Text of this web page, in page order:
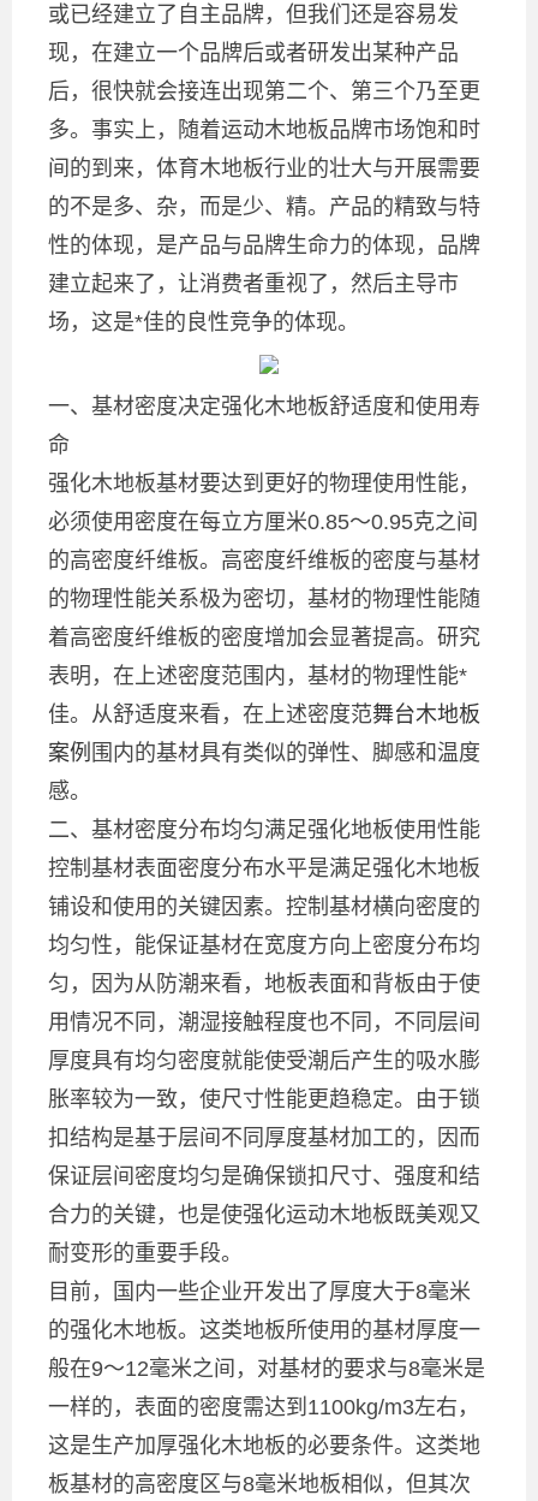
或已经建立了自主品牌，但我们还是容易发
现，在建立一个品牌后或者研发出某种产品
后，很快就会接连出现第二个、第三个乃至更
多。事实上，随着运动木地板品牌市场饱和时
间的到来，体育木地板行业的壮大与开展需要
的不是多、杂，而是少、精。产品的精致与特
性的体现，是产品与品牌生命力的体现，品牌
建立起来了，让消费者重视了，然后主导市
场，这是*佳的良性竞争的体现。
一、基材密度决定强化木地板舒适度和使用寿
命
强化木地板基材要达到更好的物理使用性能，
必须使用密度在每立方厘米0.85～0.95克之间
的高密度纤维板。高密度纤维板的密度与基材
的物理性能关系极为密切，基材的物理性能随
着高密度纤维板的密度增加会显著提高。研究
表明，在上述密度范围内，基材的物理性能*
佳。从舒适度来看，在上述密度范舞台木地板
案例 围内的基材具有类似的弹性、脚感和温度
感。
二、基材密度分布均匀满足强化地板使用性能
控制基材表面密度分布水平是满足强化木地板
铺设和使用的关键因素。控制基材横向密度的
均匀性，能保证基材在宽度方向上密度分布均
匀，因为从防潮来看，地板表面和背板由于使
用情况不同，潮湿接触程度也不同，不同层间
厚度具有均匀密度就能使受潮后产生的吸水膨
胀率较为一致，使尺寸性能更趋稳定。由于锁
扣结构是基于层间不同厚度基材加工的，因而
保证层间密度均匀是确保锁扣尺寸、强度和结
合力的关键，也是使强化运动木地板既美观又
耐变形的重要手段。
目前，国内一些企业开发出了厚度大于8毫米
的强化木地板。这类地板所使用的基材厚度一
般在9～12毫米之间，对基材的要求与8毫米是
一样的，表面的密度需达到1100kg/m3左右，
这是生产加厚强化木地板的必要条件。这类地
板基材的高密度区与8毫米地板相似，但其次